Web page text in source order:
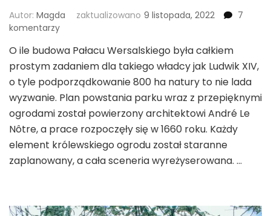
Autor: Magda zaktualizowano 9 listopada, 2022
7
komentarzydo
Wersalskie
–
czyli
Ludwik
XIV
podporządkował
sobie
O ile budowa Pałacu Wersalskiego była całkiem
prostym zadaniem dla takiego władcy jak Ludwik XIV,
o tyle podporządkowanie 800 ha natury to nie lada
wyzwanie. Plan powstania parku wraz z przepięknymi
ogrodami został powierzony architektowi André Le
Nôtre, a prace rozpoczęły się w 1660 roku. Każdy
element królewskiego ogrodu został staranne
zaplanowany, a cała sceneria wyreżyserowana. …